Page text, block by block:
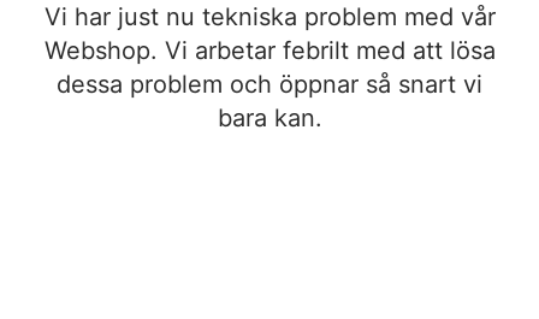
Vi har just nu tekniska problem med vår
Webshop. Vi arbetar febrilt med att lösa
dessa problem och öppnar så snart vi
bara kan.